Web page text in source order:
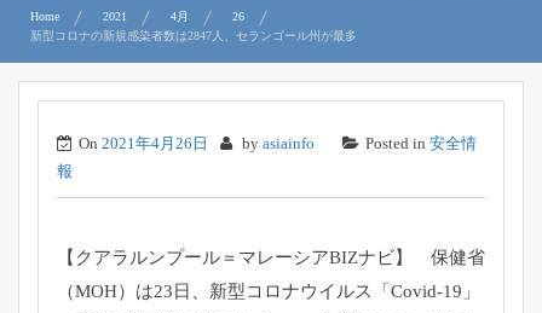
Home 2021 4月
26
新型コロナの新規感染者数は2847人、セランゴール州が最多
On 2021年4月26日 by asiainfo Posted in 安全情
報
【クアラルンプール＝マレーシアBIZナビ】 保健省
（MOH）は23日、新型コロナウイルス「Covid-19」